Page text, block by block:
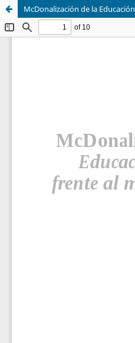
McDonalización de la Educación